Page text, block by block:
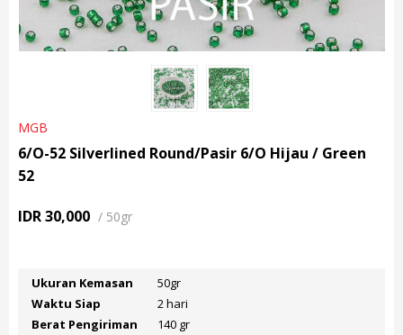
MGB
6/O-52 Silverlined Round/Pasir 6/O Hijau / Green
52
IDR 30,000 / 50gr
Ukuran Kemasan
50gr
Waktu Siap
2 hari
Berat Pengiriman
140 gr